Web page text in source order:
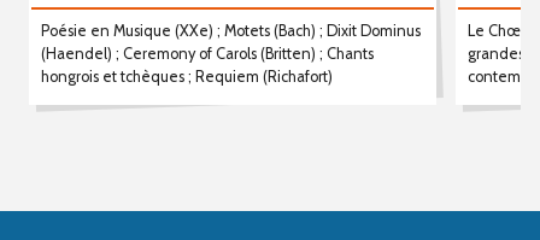
Poésie en Musique (XXe) ; Motets (Bach) ; Dixit Dominus
(Haendel) ; Ceremony of Carols (Britten) ; Chants
hongrois et tchèques ; Requiem (Richafort)
Le Chœur
grandes